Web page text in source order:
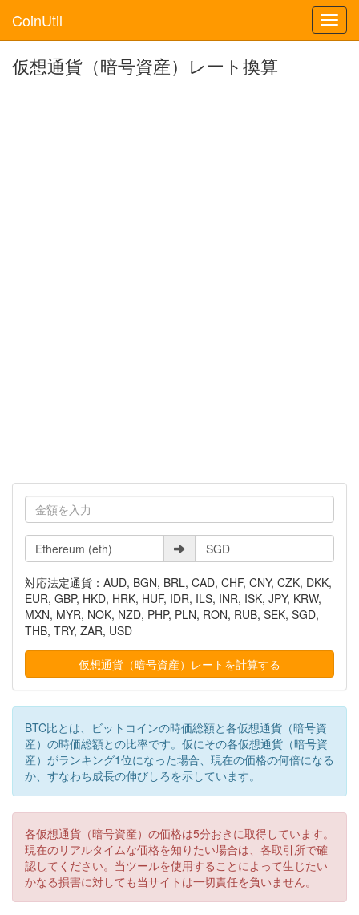
CoinUtil
仮想通貨（暗号資産）レート換算
対応法定通貨：AUD, BGN, BRL, CAD, CHF, CNY, CZK, DKK,
EUR, GBP, HKD, HRK, HUF, IDR, ILS, INR, ISK, JPY, KRW,
MXN, MYR, NOK, NZD, PHP, PLN, RON, RUB, SEK, SGD,
THB, TRY, ZAR, USD
BTC比とは、ビットコインの時価総額と各仮想通貨（暗号資
産）の時価総額との比率です。仮にその各仮想通貨（暗号資
産）がランキング1位になった場合、現在の価格の何倍になる
か、すなわち成長の伸びしろを示しています。
各仮想通貨（暗号資産）の価格は5分おきに取得しています。
現在のリアルタイムな価格を知りたい場合は、各取引所で確
認してください。当ツールを使用することによって生じたい
かなる損害に対しても当サイトは一切責任を負いません。